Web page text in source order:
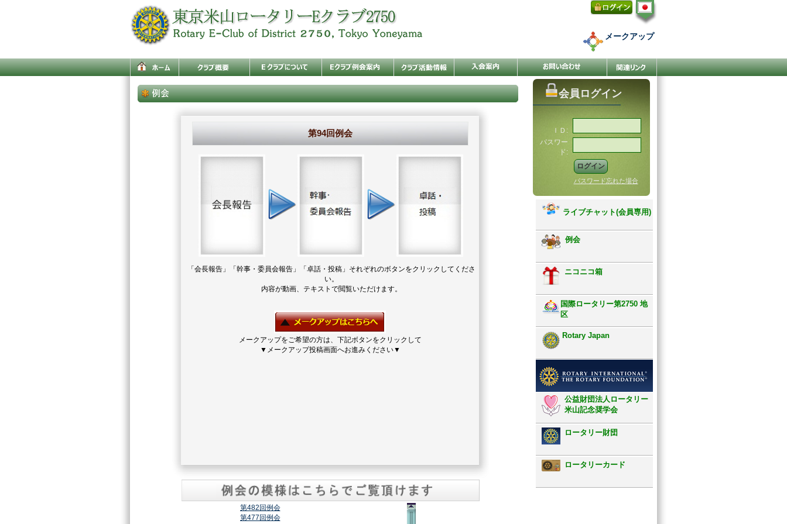
メークアップ
第94回例会
「会長報告」「幹事・委員会報告」「卓話・投稿」それぞれのボタンをクリックしてくださ
い。
内容が動画、テキストで閲覧いただけます。
メークアップをご希望の方は、下記ボタンをクリックして
▼メークアップ投稿画面へお進みください▼
第482回例会
第477回例会
会員ログイン
ＩＤ:
パスワー
ド:
パスワード忘れた場合
ライブチャット(会員専用)
例会
ニコニコ箱
国際ロータリー第2750 地
区
Rotary Japan
公益財団法人ロータリー
米山記念奨学会
ロータリー財団
ロータリーカード